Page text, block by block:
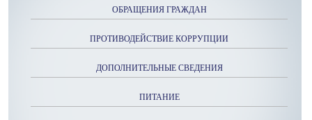
ОБРАЩЕНИЯ ГРАЖДАН
ПРОТИВОДЕЙСТВИЕ КОРРУПЦИИ
ДОПОЛНИТЕЛЬНЫЕ СВЕДЕНИЯ
ПИТАНИЕ